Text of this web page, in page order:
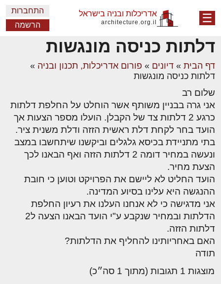
☰ אדריכלות ובניה בישראל
architecture.org.il
התחברות
הרשמה
דלתות כניסה מונגשות
דף הבית » דיונים » פורום אדריכלות, תכנון ובניה »
דלתות כניסה מונגשות
שלום רב
אני גרה בבניין משותף אשר הוחלט על החלפת דלתות
כרגע 2 דלתות צד של הקבלן. הועלו מספר הצעות אך
הועד בחר לקחת דלת ראשית הזזה ודלת משנית ציר.
בתי מתניידת בכיסא גלגלים וביקשנו שיתחשבו במצב
ונעשה במחיר דומה 2 דלתות הזזה ואף הבאנו לכך
הצעת מחיר.
הועד החליט לא ליישם את הפרויקט וטוען כי חובת
ההנגשה היא עלינו בסיוע המדינה.
אני מדגישה כי לא אנחנו העלנו את רעיון החלפת
הדלתות ובמחיר שנקבע ע"י הועד הבאנו הצעה ל2
דלתות הזזה.
האם באחריותינו להחליף את הדלתות?
תודה
מוצגות 1 תגובות (מתוך 1 סה״כ)